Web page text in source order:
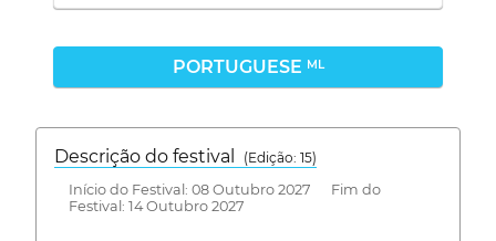
PORTUGUESE ML
Descrição do festival
(Edição: 15)
Início do Festival: 08 Outubro 2027 Fim do
Festival: 14 Outubro 2027